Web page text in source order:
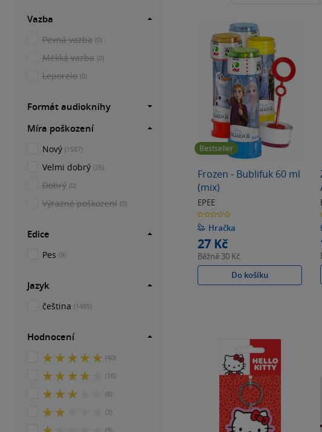
Bestseller
Frozen - Bublifuk 60 ml
(mix)
EPEE
0.0
z
5
hvězdiček
Hračka
27 Kč
Běžně 30 Kč
Do košíku
z
Vazba
Pevná vazba (0)
Měkká vazba (0)
Leporelo (0)
Formát audioknihy
Míra poškození
Nový (1587)
Velmi dobrý (25)
Dobrý (0)
Výrazné poškození (0)
Edice
Pes (9)
Jazyk
čeština (1495)
Hodnocení
5
5
hvězdiček
(40)
4
5
hvězdiček
(16)
3
5
hvězdiček
(8)
2
(2)
1
(9)